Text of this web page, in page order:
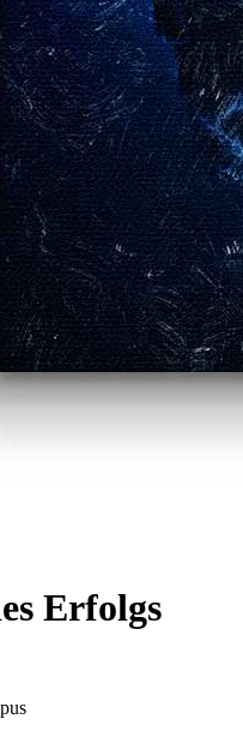
Erfolgs